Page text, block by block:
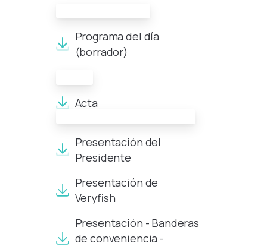
Programa del día
(borrador)
Acta
Presentación del
Presidente
Presentación de
Veryfish
Presentación - Banderas
de conveniencia -